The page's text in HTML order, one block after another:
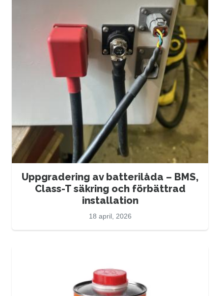
Uppgradering av batterilåda – BMS,
Class-T säkring och förbättrad
installation
18 april, 2026